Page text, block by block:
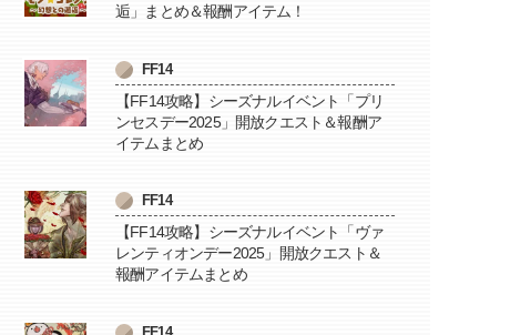
逅」まとめ＆報酬アイテム！
FF14
【FF14攻略】シーズナルイベント「プリ
ンセスデー2025」開放クエスト＆報酬ア
イテムまとめ
FF14
【FF14攻略】シーズナルイベント「ヴァ
レンティオンデー2025」開放クエスト＆
報酬アイテムまとめ